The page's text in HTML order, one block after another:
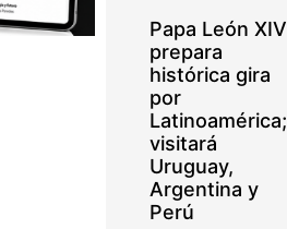
Papa León XIV
prepara
histórica gira
por
Latinoamérica;
visitará
Uruguay,
Argentina y
Perú